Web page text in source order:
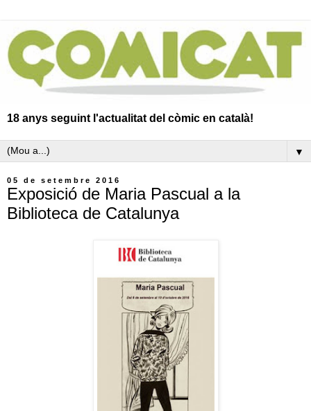
18 anys seguint l'actualitat del còmic en català!
▼
05 de setembre 2016
Exposició de Maria Pascual a la
Biblioteca de Catalunya